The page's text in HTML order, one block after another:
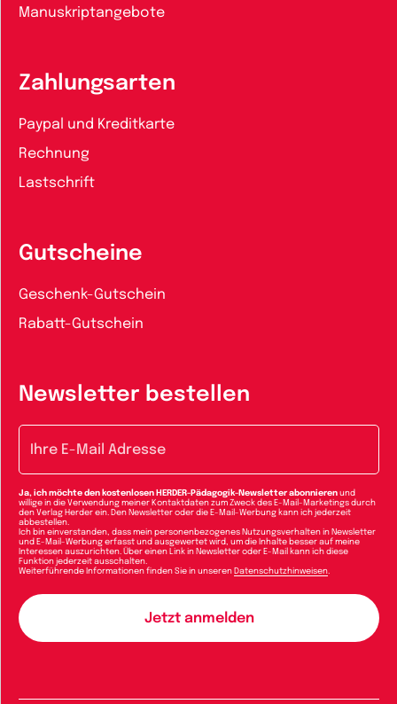
Manuskriptangebote
Zahlungsarten
Paypal und Kreditkarte
Rechnung
Lastschrift
Gutscheine
Geschenk-Gutschein
Rabatt-Gutschein
Newsletter bestellen
Ja, ich möchte den kostenlosen HERDER-Pädagogik-Newsletter abonnieren und
willige in die Verwendung meiner Kontaktdaten zum Zweck des E-Mail-Marketings durch
den Verlag Herder ein. Den Newsletter oder die E-Mail-Werbung kann ich jederzeit
abbestellen.
Ich bin einverstanden, dass mein personenbezogenes Nutzungsverhalten in Newsletter
und E-Mail-Werbung erfasst und ausgewertet wird, um die Inhalte besser auf meine
Interessen auszurichten. Über einen Link in Newsletter oder E-Mail kann ich diese
Funktion jederzeit ausschalten.
Weiterführende Informationen finden Sie in unseren Datenschutzhinweisen.